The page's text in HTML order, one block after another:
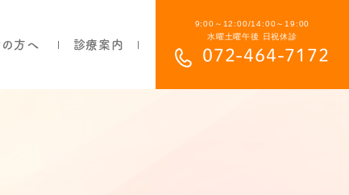
9:00～12:00/14:00～19:00
水曜土曜午後 日祝休診
072-464-7172
方へ 診療案内